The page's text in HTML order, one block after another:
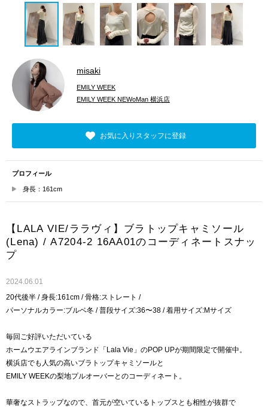
misaki
EMILY WEEK
EMILY WEEK NEWoMan 横浜店
お気に入りスタッフに登録
プロフィール
身長：161cm
【LALA VIE/ララヴィ】ブラトップキャミソール
(Lena) / A7204-2 16AA01のコーディネートスナッ
プ
2024.06.01
20代後半 / 身長:161cm / 骨格:ストレート /
パーソナルカラー:ブルベ冬 / 普段サイズ:36〜38 / 着用サイズ:Mサイズ
毎回ご好評いただいている
ホームウエアラインブランド「Lala Vie」のPOP UPが期間限定で開催中。
横浜店でも人気の高いブラトップキャミソールと
EMILY WEEKの梨地プルオーバーとのコーディネート。
華奢なストラップなので、首元が空いているトップスとも相性が抜群で